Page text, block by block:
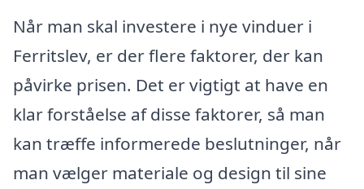
Når man skal investere i nye vinduer i
Ferritslev, er der flere faktorer, der kan
påvirke prisen. Det er vigtigt at have en
klar forståelse af disse faktorer, så man
kan træffe informerede beslutninger, når
man vælger materiale og design til sine